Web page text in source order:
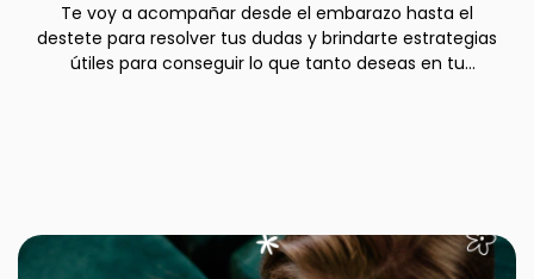
Te voy a acompañar desde el embarazo hasta el
destete para resolver tus dudas y brindarte estrategias
útiles para conseguir lo que tanto deseas en tu